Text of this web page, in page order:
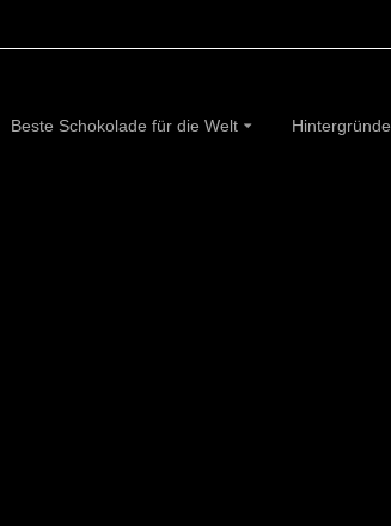
Beste Schokolade für die Welt Hintergründe